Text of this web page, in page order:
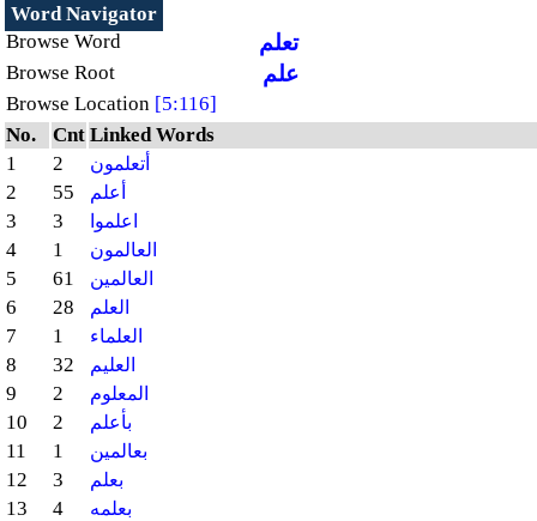
Word Navigator
Browse Word
تعلم
Browse Root علم
Browse Location [5:116]
No.
Cnt Linked Words
1
2 أتعلمون
2 55 أعلم
3 3 اعلموا
4 1 العالمون
5 61 العالمين
6 28 العلم
7 1 العلماء
8 32 العليم
9 2 المعلوم
10 2 بأعلم
11 1 بعالمين
12 3 بعلم
13 4 بعلمه